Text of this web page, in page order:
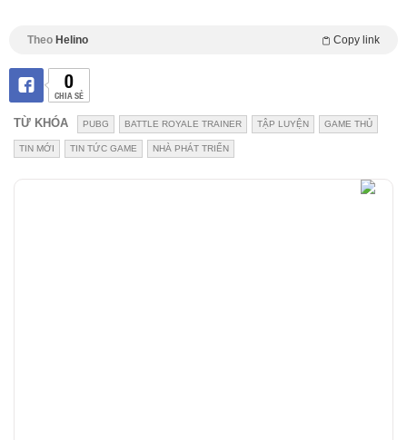
Theo Helino Copy link
0
CHIA SẺ
TỪ KHÓA PUBG BATTLE ROYALE TRAINER TẬP LUYỆN GAME THỦ
TIN MỚI TIN TỨC GAME NHÀ PHÁT TRIỂN